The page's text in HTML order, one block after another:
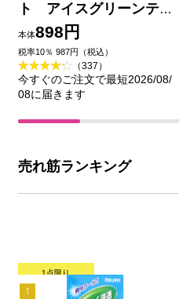
ト アイスグリーンテ
ィーの香り ６０ｍＬ 花
王
本体898円
税率10％ 987円（税込）
（337）
今すぐのご注文で最短2026/08/
08に届きます
売れ筋ランキング
1点限り